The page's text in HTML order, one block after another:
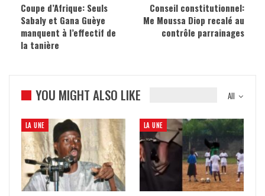
Coupe d’Afrique: Seuls
Sabaly et Gana Guèye
manquent à l’effectif de
la tanière
Conseil constitutionnel:
Me Moussa Diop recalé au
contrôle parrainages
All
YOU MIGHT ALSO LIKE
LA UNE LA UNE